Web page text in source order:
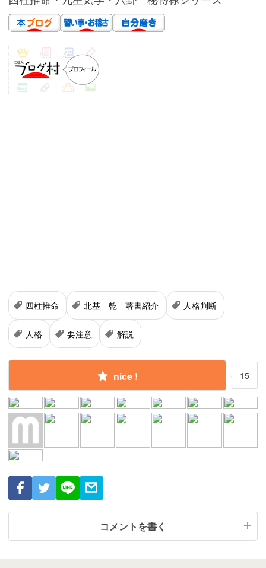
四柱推命 北基 乾 著書紹介 人格判断
人格 要注意 解説
nice ! 15
コメントを書く